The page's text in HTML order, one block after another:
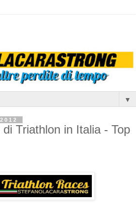
▼
Triathlon in Italia - Top